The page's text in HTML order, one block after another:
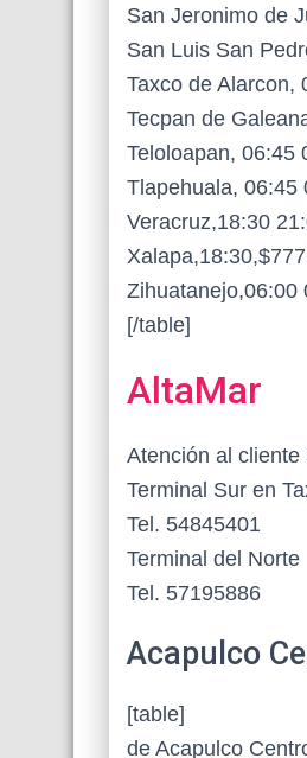
San Jeronimo de
San Luis San
Taxco de Alarcon,
Tecpan de
Teloloapan, 06:45
Tlapehuala, 06:45
Veracruz,18:30
Zihuatanejo,06:00
[/table]
AltaMar
Atención al cliente
Terminal Sur en
Tel. 54845401
Terminal del Norte
Tel. 57195886
Acapulco
[table]
de Acapulco